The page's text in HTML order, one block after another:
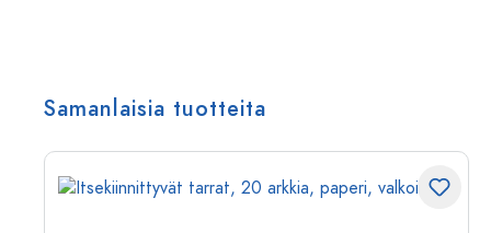
Samanlaisia tuotteita